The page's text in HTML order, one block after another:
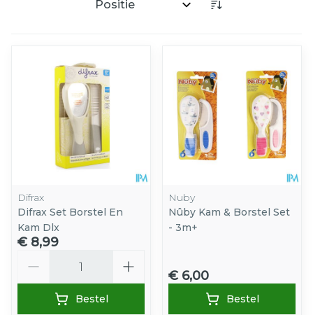
Sorteer op:
Difrax
Difrax Set Borstel En
Kam Dlx
€ 8,99
Bestel
Nuby
Nûby Kam & Borstel Set
- 3m+
€ 6,00
Bestel